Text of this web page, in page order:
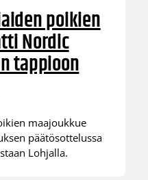
poikien
Nordic
tappioon
maajoukkue
päätösottelussa
Lohjalla.